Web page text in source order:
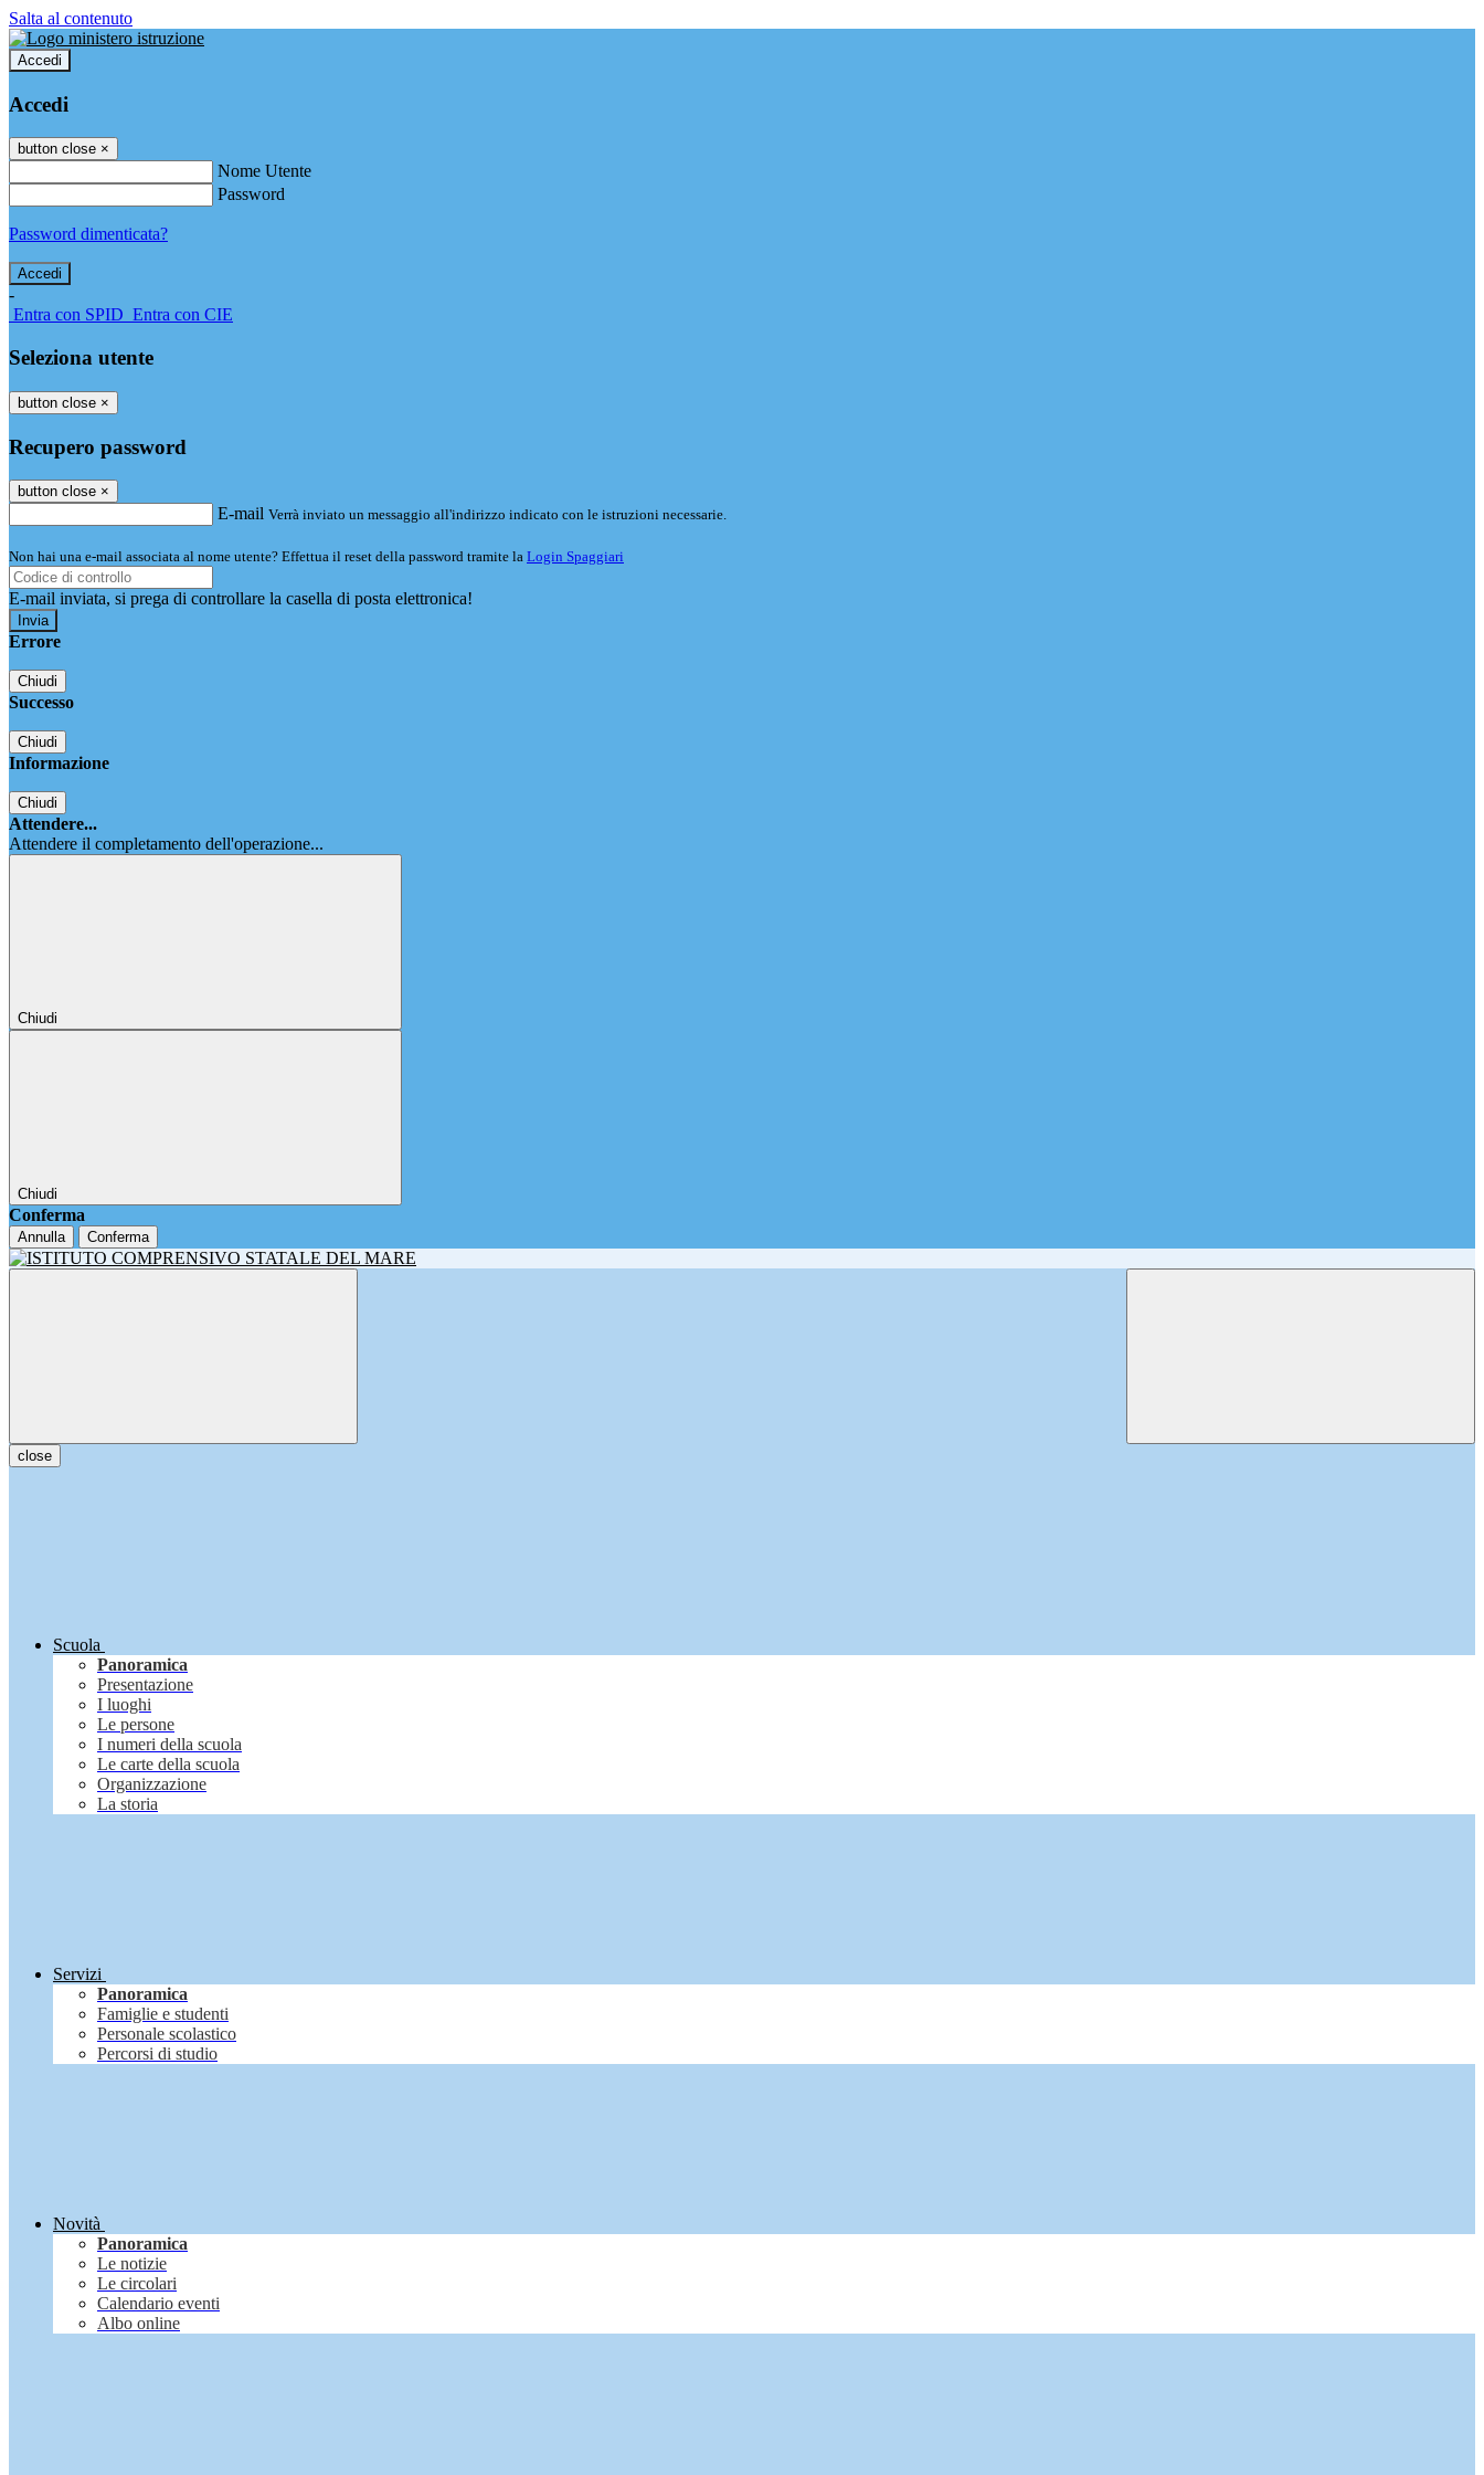
Salta al contenuto
Accedi
Accedi
button close ×
Nome Utente
Password
Password dimenticata?
-
Entra con SPID Entra con CIE
Seleziona utente
button close ×
Recupero password
button close ×
E-mail Verrà inviato un messaggio all'indirizzo indicato con le istruzioni necessarie.
Non hai una e-mail associata al nome utente? Effettua il reset della password tramite la Login Spaggiari
E-mail inviata, si prega di controllare la casella di posta elettronica!
Errore
Chiudi
Successo
Chiudi
Informazione
Chiudi
Attendere...
Attendere il completamento dell'operazione...
Chiudi
Chiudi
Conferma
Annulla Conferma
close
Scuola
Panoramica
Presentazione
I luoghi
Le persone
I numeri della scuola
Le carte della scuola
Organizzazione
La storia
Servizi
Panoramica
Famiglie e studenti
Personale scolastico
Percorsi di studio
Novità
Panoramica
Le notizie
Le circolari
Calendario eventi
Albo online